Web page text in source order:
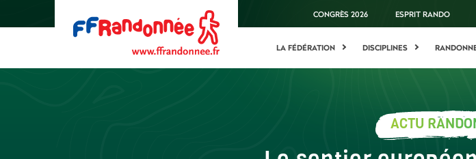
CONGRÈS 2026 ESPRIT RANDO
LA FÉDÉRATION DISCIPLINES
ACTU